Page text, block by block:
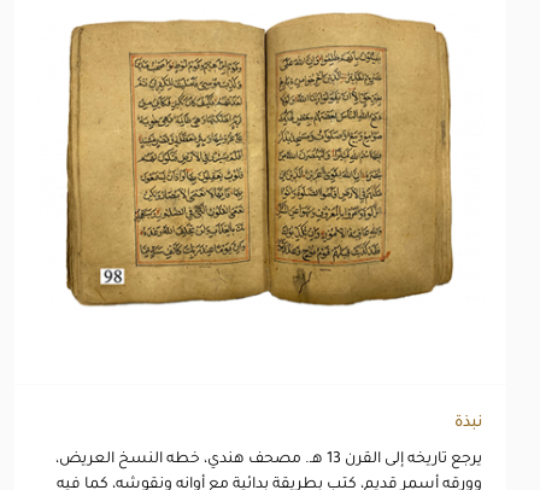
نبذة
يرجع تاريخه إلى القرن 13 هـ. مصحف هندي، خطه النسخ العريض،
وورقه أسمر قديم، كتب بطريقة بدائية مع أوانه ونقوشه، كما فيه